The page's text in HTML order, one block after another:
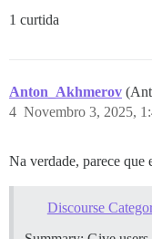
1 curtida
Anton_Akhmerov
Novembro 3, 2025,
4
Na verdade, parece que
Discourse